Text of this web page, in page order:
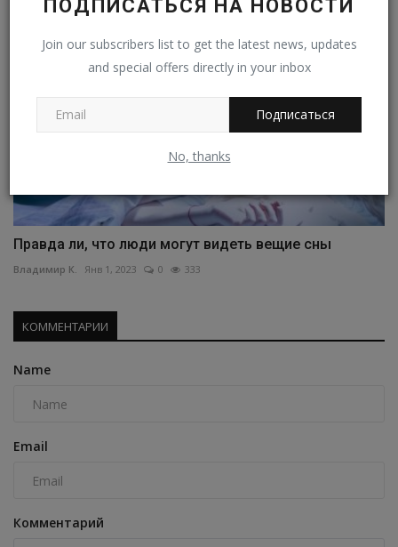
ПОДПИСАТЬСЯ НА НОВОСТИ
Join our subscribers list to get the latest news, updates
and special offers directly in your inbox
Подписаться
No, thanks
Правда ли, что люди могут видеть вещие сны
Владимир К. Янв 1, 2023 0 333
КОММЕНТАРИИ
Name
Email
Комментарий